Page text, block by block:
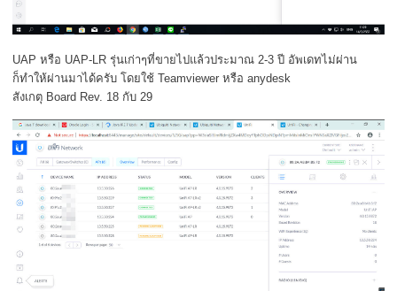
UAP หรือ UAP-LR รุ่นเก่าๆที่ขายไปแล้วประมาณ 2-3 ปี อัพเดทไม่ผ่าน
ก็ทำให้ผ่านมาได้ครับ โดยใช้ Teamviewer หรือ anydesk
สังเกตุ Board Rev. 18 กับ 29